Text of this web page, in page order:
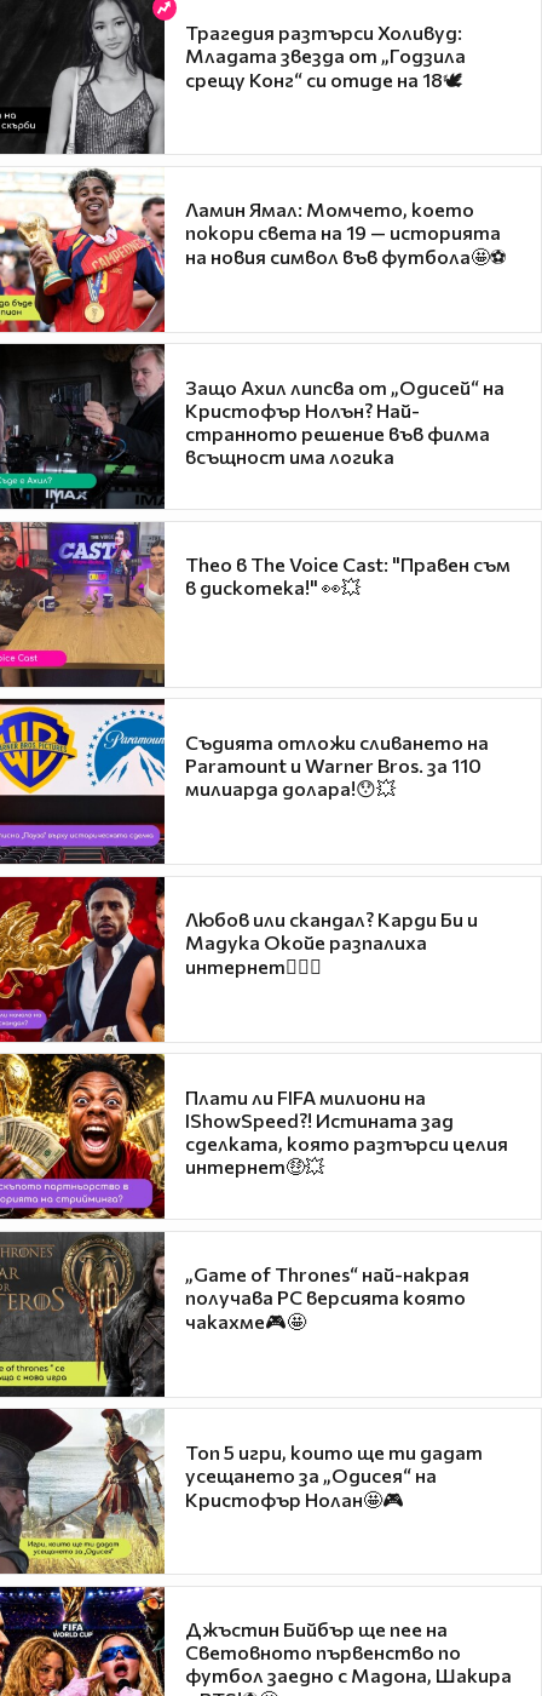
Трагедия разтърси Холивуд:
Младата звезда от „Годзила
срещу Конг“ си отиде на 18🕊️
Ламин Ямал: Момчето, което
покори света на 19 — историята
на новия символ във футбола🤩⚽
Защо Ахил липсва от „Одисей“ на
Кристофър Нолън? Най-
странното решение във филма
всъщност има логика
Theo в The Voice Cast: "Правен съм
в дискотека!" 👀💥
Съдията отложи сливането на
Paramount и Warner Bros. за 110
милиарда долара!😯💥
Любов или скандал? Карди Би и
Мадука Окойе разпалиха
интернет❤️‍🔥🔥
Плати ли FIFA милиони на
IShowSpeed?! Истината зад
сделката, която разтърси целия
интернет🤑💥
„Game of Thrones“ най-накрая
получава PC версията която
чакахме🎮🤩
Топ 5 игри, които ще ти дадат
усещането за „Одисея“ на
Кристофър Нолан🤩🎮
Джъстин Бийбър ще пее на
Световното първенство по
футбол заедно с Мадона, Шакира